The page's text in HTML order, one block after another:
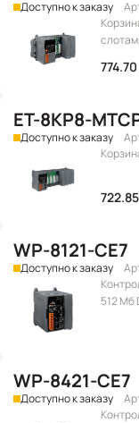
Доступно к заказу
774.70
ET-8KP8-
Доступно к заказу
722.85
WP-8121-CE7
Доступно к заказу
512 Мб
WP-8421-CE7
Доступно к заказу